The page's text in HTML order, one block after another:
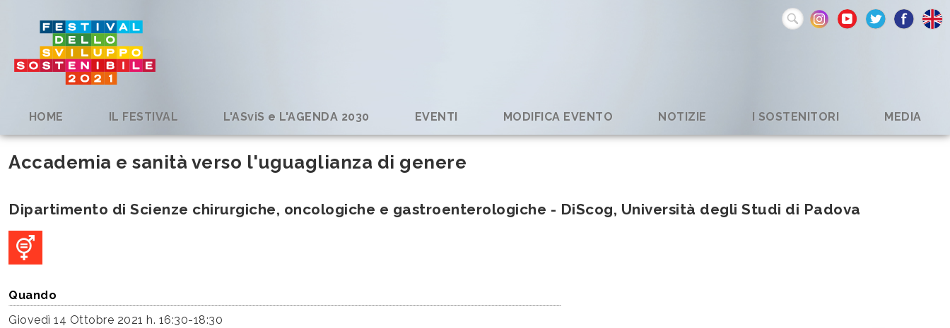
HOME IL FESTIVAL L'ASviS e L'AGENDA 2030 EVENTI MODIFICA EVENTO NOTIZIE I SOSTENITORI MEDIA
Accademia e sanità verso l'uguaglianza di genere
Dipartimento di Scienze chirurgiche, oncologiche e gastroenterologiche - DiScog, Università degli Studi di Padova
Quando
Giovedì 14 Ottobre 2021 h. 16:30-18:30